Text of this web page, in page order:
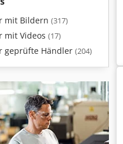
mit Bildern (317)
mit Videos (17)
geprüfte Händler (204)